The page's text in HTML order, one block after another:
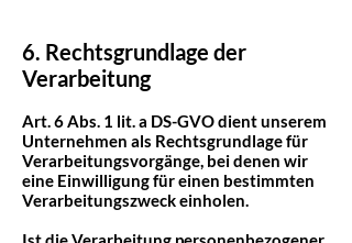
6. Rechtsgrundlage der
Verarbeitung
Art. 6 Abs. 1 lit. a DS-GVO dient unserem
Unternehmen als Rechtsgrundlage für
Verarbeitungsvorgänge, bei denen wir
eine Einwilligung für einen bestimmten
Verarbeitungszweck einholen.